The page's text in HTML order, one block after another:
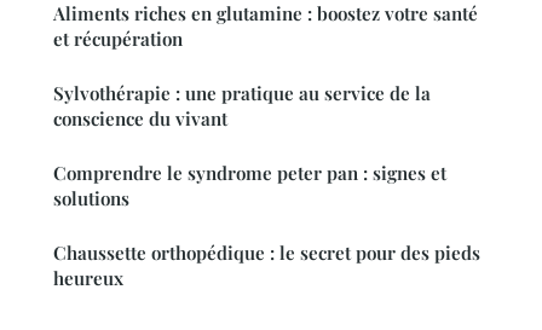
Aliments riches en glutamine : boostez votre santé
et récupération
Sylvothérapie : une pratique au service de la
conscience du vivant
Comprendre le syndrome peter pan : signes et
solutions
Chaussette orthopédique : le secret pour des pieds
heureux